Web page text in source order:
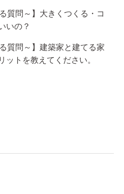
質問～】大きくつくる・コ
いの？
質問～】建築家と建てる家
ットを教えてください。